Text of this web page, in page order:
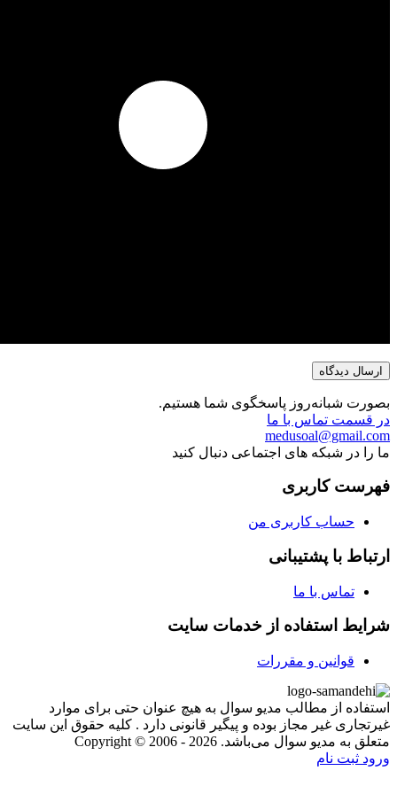
بصورت شبانه‌روز پاسخگوی شما هستیم.
در قسمت تماس با ما
medusoal@gmail.com
ما را در شبکه های اجتماعی دنبال کنید
فهرست کاربری
حساب کاربری من
ارتباط با پشتیبانی
تماس با ما
شرایط استفاده از خدمات سایت
قوانین و مقررات
استفاده از مطالب مدیو سوال به هیچ عنوان حتی برای موارد
غیرتجاری غیر مجاز بوده و پیگیر قانونی دارد . کلیه حقوق این سایت
متعلق به مدیو سوال می‌باشد. Copyright © 2006 - 2026
ورود ثبت نام